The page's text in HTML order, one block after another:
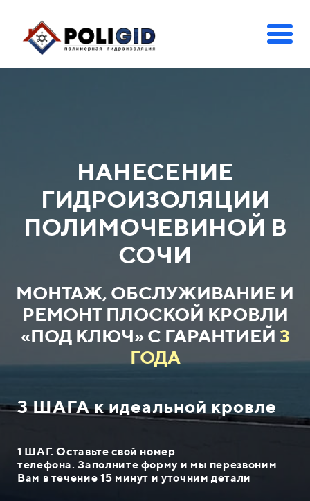
НАНЕСЕНИЕ
ГИДРОИЗОЛЯЦИИ
ПОЛИМОЧЕВИНОЙ В
СОЧИ
МОНТАЖ, ОБСЛУЖИВАНИЕ И
РЕМОНТ ПЛОСКОЙ КРОВЛИ
«ПОД КЛЮЧ» С ГАРАНТИЕЙ 3
ГОДА
3 ШАГА к идеальной кровле
1 ШАГ.Оставьте свой номер
телефона.Заполните форму и мы перезвоним
Вам в течение 15 минут и уточним детали